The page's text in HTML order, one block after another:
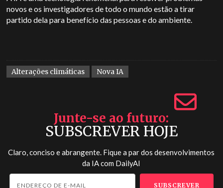
novos e os investigadores de todo o mundo estão a tirar
partido dela para benefício das pessoas e do ambiente.
Alterações climáticas Nova IA
Junte-se ao futuro
SUBSCREVER HOJE
Claro, conciso e abrangente. Fique a par dos desenvolvimentos
da IA com DailyAI